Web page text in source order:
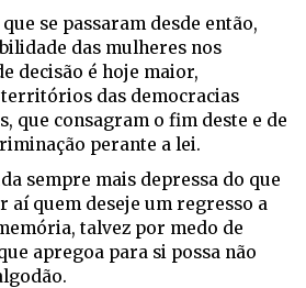
se passaram desde então,
das mulheres nos
decisão é hoje maior,
das democracias
que consagram o fim deste e de
perante a lei.
sempre mais depressa do que
aí quem deseje um regresso a
talvez por medo de
apregoa para si possa não